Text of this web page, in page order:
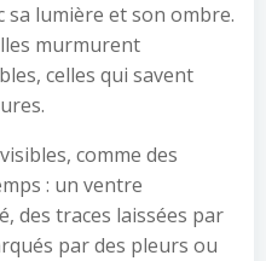
sa lumière et son ombre.
murmurent
celles qui savent
comme des
: un ventre
des traces laissées par
par des pleurs ou